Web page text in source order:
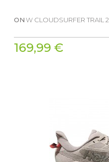
ONW CLOUDSURFER TRAIL 2
169,99 €